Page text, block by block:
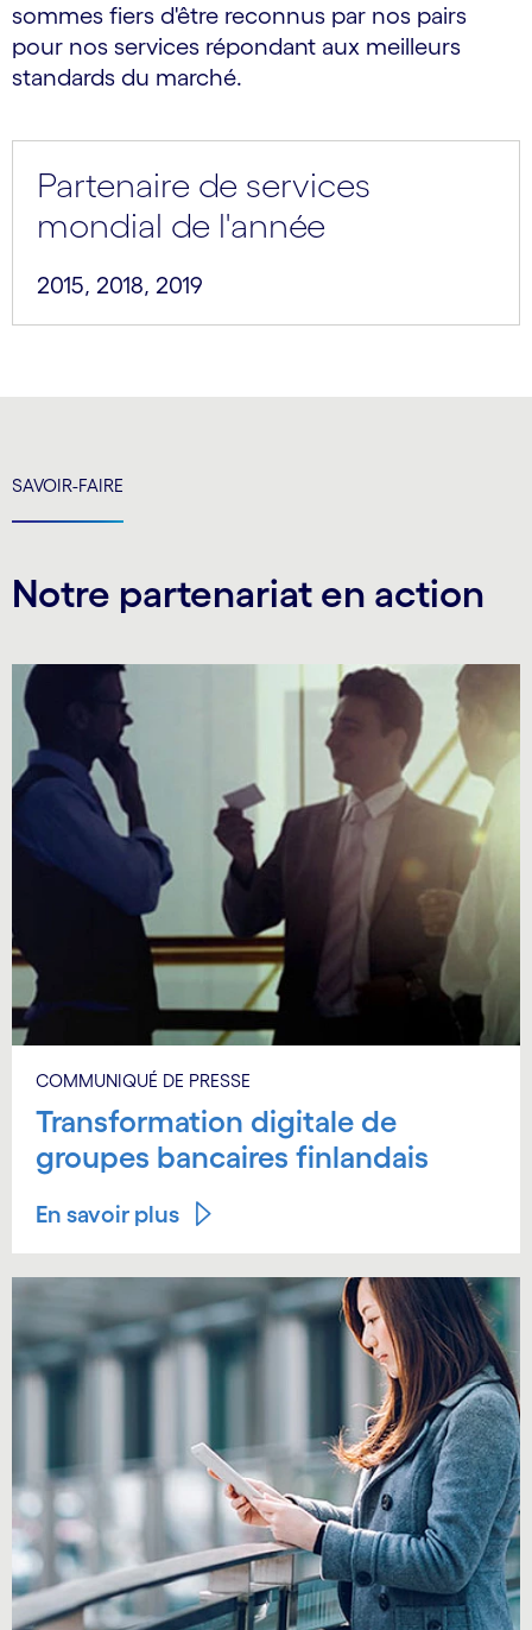
sommes fiers d'être reconnus par nos pairs
pour nos services répondant aux meilleurs
standards du marché.
Partenaire de services
mondial de l'année
2015, 2018, 2019
SAVOIR-FAIRE
Notre partenariat en action
COMMUNIQUÉ DE PRESSE
Transformation digitale de
groupes bancaires finlandais
En savoir plus